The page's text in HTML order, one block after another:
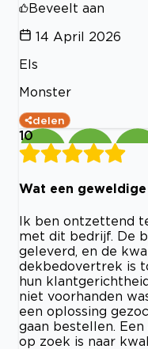
Beveelt aan
14 April 2026
Els
Monster
delen
10
Wat een
Ik ben ontzettend
met dit bedrijf. De
geleverd, en de
dekbedovertrek is
hun
niet voorhanden
een oplossing
gaan bestellen.
op zoek is naar